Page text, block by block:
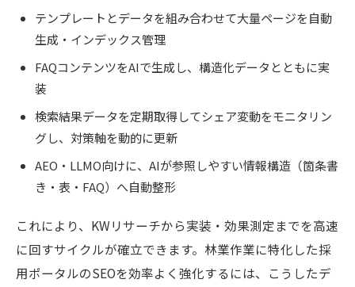
テンプレートとデータを組み合わせて大量ページを自動
生成・インデックス管理
FAQコンテンツをAIで生成し、構造化データとともに実
装
検索結果データを定期取得してシェア変動をモニタリン
グし、対策軸を動的に更新
AEO・LLMO向けに、AIが参照しやすい情報構造（箇条書
き・表・FAQ）へ自動整形
これにより、KWリサーチから実装・効果測定までを高速
に回すサイクルが確立できます。林業作業に特化した採
用ポータルのSEOを効率よく強化するには、こうしたデ